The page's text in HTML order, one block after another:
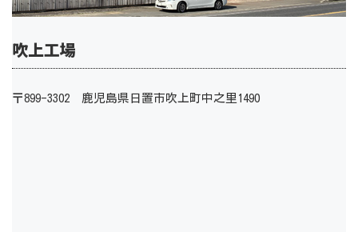
吹上工場
〒899-3302 鹿児島県日置市吹上町中之里1490